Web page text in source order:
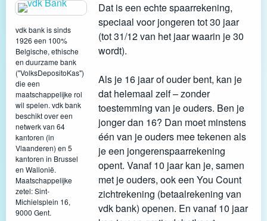
vdk bank is sinds
1926 een 100%
Belgische, ethische
en duurzame bank
("VolksDepositoKas")
die een
maatschappelijke rol
wil spelen. vdk bank
beschikt over een
netwerk van 64
kantoren (in
Vlaanderen) en 5
kantoren in Brussel
en Wallonië.
Maatschappelijke
zetel: Sint-
Michielsplein 16,
9000 Gent.
Dat is een echte spaarrekening,
speciaal voor jongeren tot 30 jaar
(tot 31/12 van het jaar waarin je 30
wordt).
Als je 16 jaar of ouder bent, kan je
dat helemaal zelf – zonder
toestemming van je ouders. Ben je
jonger dan 16? Dan moet minstens
één van je ouders mee tekenen als
je een jongerenspaarrekening
opent. Vanaf 10 jaar kan je, samen
met je ouders, ook een You Count
zichtrekening (betaalrekening van
vdk bank) openen. En vanaf 10 jaar